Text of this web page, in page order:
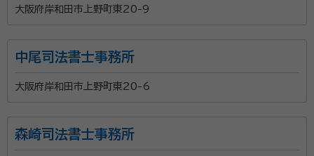
大阪府岸和田市上野町東20-9
中尾司法書士事務所
大阪府岸和田市上野町東20-6
森崎司法書士事務所